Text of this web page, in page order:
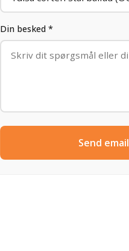
Din besked *
Send email